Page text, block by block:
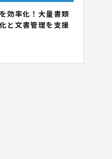
効率化！大量書類
と文書管理を支援